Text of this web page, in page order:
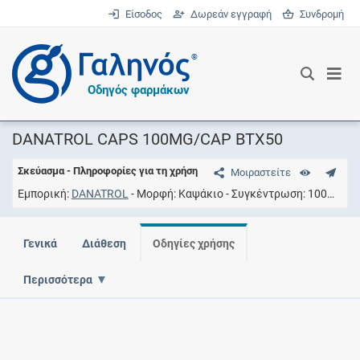
Είσοδος Δωρεάν εγγραφή Συνδρομή
®
Οδηγός φαρμάκων
DANATROL CAPS 100MG/CAP BTX50
Μοιραστείτε
Σκεύασμα - Πληροφορίες για τη χρήση
Εμπορική DANATROL Μορφή Καψάκιο Συγκέντρωση 100MG/CAP
Γενικά Διάθεση Οδηγίες χρήσης
Περισσότερα